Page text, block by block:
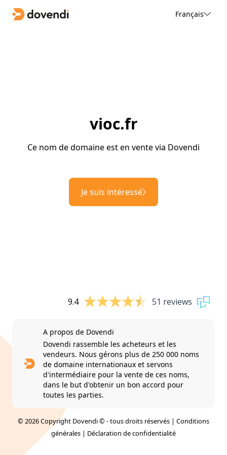
Français
vioc.fr
Ce nom de domaine est en vente via Dovendi
Je suis intéressé
9.4 51 reviews
A propos de Dovendi
Dovendi rassemble les acheteurs et les
vendeurs. Nous gérons plus de 250 000 noms
de domaine internationaux et servons
d'intermédiaire pour la vente de ces noms,
dans le but d'obtenir un bon accord pour
toutes les parties.
© 2026 Copyright Dovendi © - tous droits réservés | Conditions
générales | Déclaration de confidentialité